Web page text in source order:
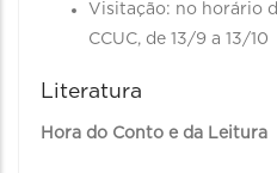
Visitação: no horário
CCUC, de 13/9 a 13/10
Literatura
Hora do Conto e da Leitura